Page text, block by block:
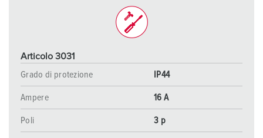
Articolo 3031
Grado di protezione
IP44
Ampere 16 A
Poli 3 p